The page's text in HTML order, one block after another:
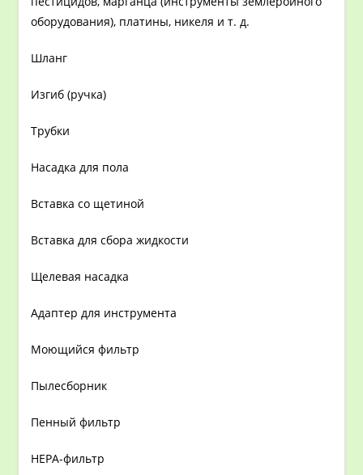
оборудования), платины, никеля и т. д.
Шланг
Изгиб (ручка)
Трубки
Насадка для пола
Вставка со щетиной
Вставка для сбора жидкости
Щелевая насадка
Адаптер для инструмента
Моющийся фильтр
Пылесборник
Пенный фильтр
HEPA-фильтр